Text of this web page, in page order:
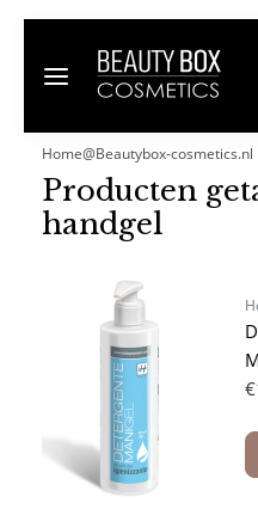
Home@Beautybox-cosmetics.nl
Producten
handgel